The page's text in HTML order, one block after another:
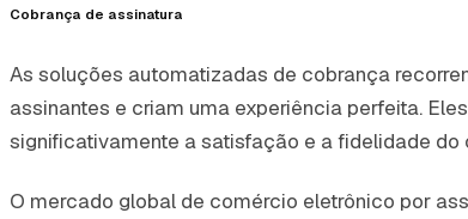
Cobrança de assinatura
As soluções automatizadas de cobrança
assinantes e criam uma experiência perfeita.
significativamente a satisfação e a fidelidade do
O mercado global de comércio eletrônico por